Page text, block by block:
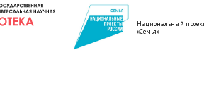
Национальный проект
«Семья»